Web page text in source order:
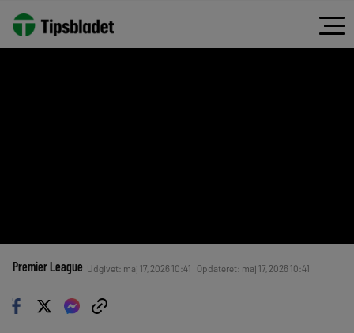
Premier League Udgivet: maj 17, 2026 10:41 | Opdateret: maj 17, 2026 10:41